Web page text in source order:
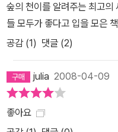
숲의 천이를 알려주는 최고의
들 모두가 좋다고 입을 모은
공감 (1) 댓글 (2)
julia 2008-04-09
좋아요